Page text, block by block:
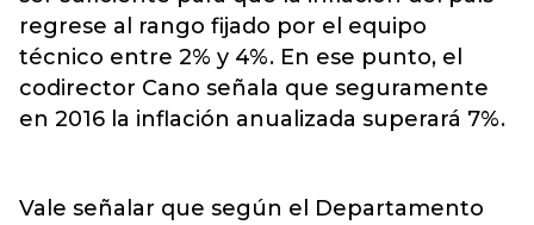
regrese al rango fijado por el equipo
técnico entre 2% y 4%. En ese punto, el
codirector Cano señala que seguramente
en 2016 la inflación anualizada superará 7%.
Vale señalar que según el Departamento